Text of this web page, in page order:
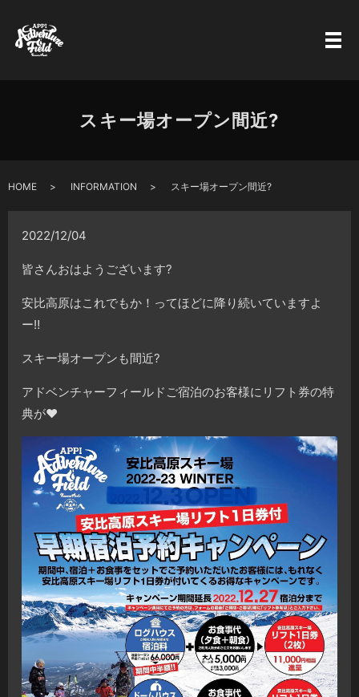
スキー場オープン間近?
HOME INFORMATION スキー場オープン間近?
2022/12/04
皆さんおはようございます?
安比高原はこれでもか！ってほどに降り続いていますよ
ー‼️
スキー場オープンも間近?
アドベンチャーフィールドご宿泊のお客様にリフト券の特
典が❤️